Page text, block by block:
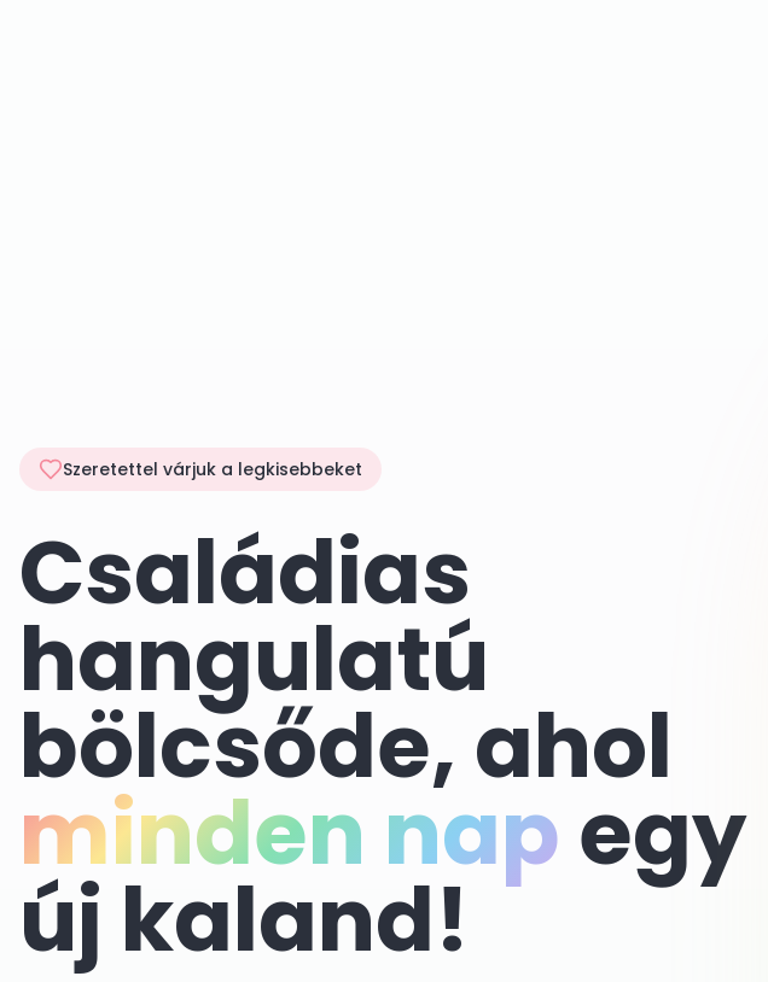
Szeretettel várjuk a legkisebbeket
Családias
hangulatú
bölcsőde, ahol
minden napegy
új kaland!